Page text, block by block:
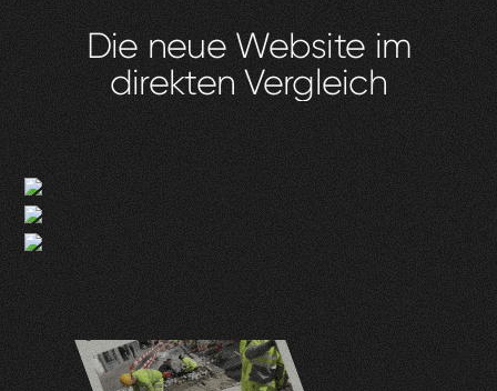
Die neue Website im
direkten Vergleich